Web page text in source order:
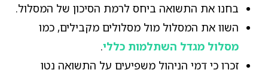
בחנו את התשואה ביחס לרמת הסיכון של המסלול.
השוו את המסלול מול מסלולים מקבילים, כמו
מסלול מגדל השתלמות כללי.
זכרו כי דמי הניהול משפיעים על התשואה נטו